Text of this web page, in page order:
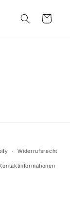
Warenkorb
Widerrufsrecht